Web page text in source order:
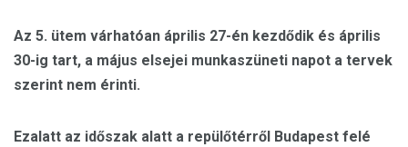
Az 5. ütem várhatóan április 27-én kezdődik és április
30-ig tart, a május elsejei munkaszüneti napot a tervek
szerint nem érinti.
Ezalatt az időszak alatt a repülőtérről Budapest felé